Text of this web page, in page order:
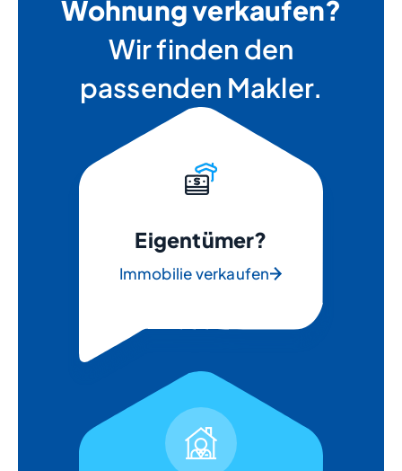
Wohnung verkaufen?
Wir finden den
passenden Makler.
Eigentümer?
Immobilie verkaufen